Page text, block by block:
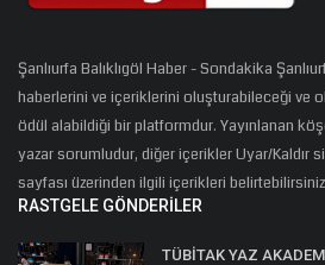
Şanlıurfa Balıklıgöl Haber - Sondakika
haberlerini ve içeriklerini oluşturabileceği ve
ödül alabildiği bir platformdur. Yayınlanan
yazar sorumludur, diğer içerikler Uyar/Kaldır
sayfası üzerinden ilgili içerikleri
RASTGELE GÖNDERILER
TÜBİTAK YAZ